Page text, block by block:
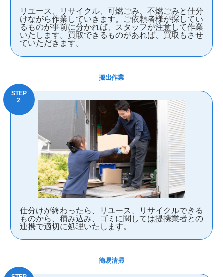
リユース、リサイクル、可燃ごみ、不燃ごみと仕分
けながら作業していきます。ご依頼者様が探してい
るものが事前に分かれば、スタッフが注意して作業
いたします。買取できるものがあれば、買取もさせ
ていただきます。
搬出作業
仕分けが終わったら、リユース、リサイクルできる
ものから、積み込み、ゴミに関しては提携業者との
連携で適切に処理いたします。
簡易清掃